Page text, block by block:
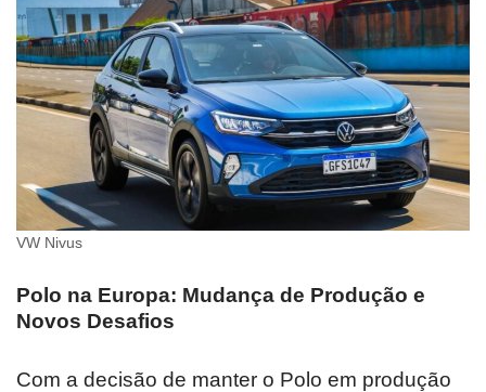
VW Nivus
Polo na Europa: Mudança de Produção e
Novos Desafios
Com a decisão de manter o Polo em produção